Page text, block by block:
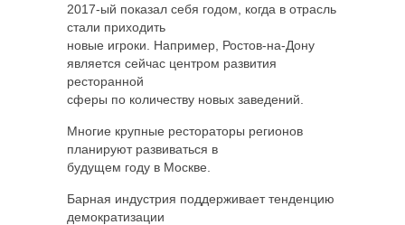
2017-ый показал себя годом, когда в отрасль
стали приходить
новые игроки. Например, Ростов-на-Дону
является сейчас центром развития
ресторанной
сферы по количеству новых заведений.
Многие крупные рестораторы регионов
планируют развиваться в
будущем году в Москве.
Барная индустрия поддерживает тенденцию
демократизации